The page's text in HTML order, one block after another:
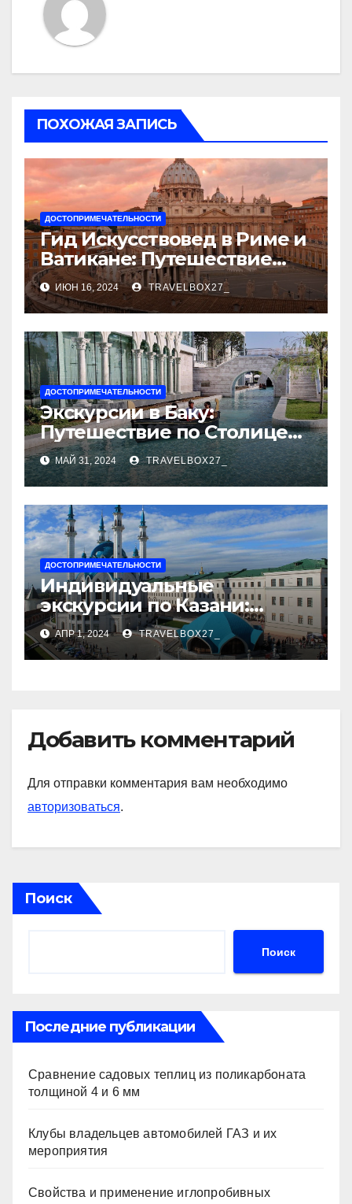
ПОХОЖАЯ ЗАПИСЬ
ДОСТОПРИМЕЧАТЕЛЬНОСТИ
Гид Искусствовед в Риме и
Ватикане: Путешествие
Сквозь Века Искусства
ИЮН 16, 2024 TRAVELBOX27_
ДОСТОПРИМЕЧАТЕЛЬНОСТИ
Экскурсии в Баку:
Путешествие по Столице
Азербайджана
МАЙ 31, 2024 TRAVELBOX27_
ДОСТОПРИМЕЧАТЕЛЬНОСТИ
Индивидуальные
экскурсии по Казани:
откройте город с новой
стороны
АПР 1, 2024 TRAVELBOX27_
Добавить комментарий
Для отправки комментария вам необходимо
авторизоваться.
Поиск
Поиск
Последние публикации
Сравнение садовых теплиц из поликарбоната
толщиной 4 и 6 мм
Клубы владельцев автомобилей ГАЗ и их
мероприятия
Свойства и применение иглопробивных